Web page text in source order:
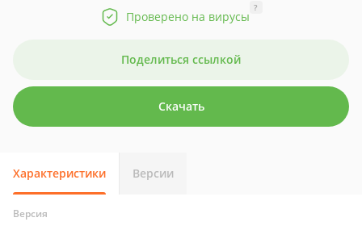
Проверено на вирусы
?
Поделиться ссылкой
Скачать
Характеристики Версии
Версия